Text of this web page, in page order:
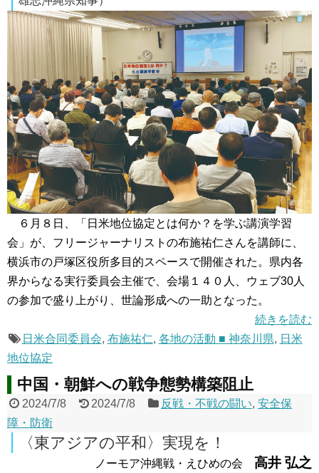
６月８日、「日米地位協定とは何か？を学ぶ講演学習
会」が、フリージャーナリストの布施祐仁さんを講師に、
横浜市の戸塚区役所多目的スペースで開催された。県内各
界からなる実行委員会主催で、会場１４０人、ウェブ30人
の参加で盛り上がり、世論形成への一助となった。
続きを読む
日米合同委員会, 布施祐仁, 各地の活動 ■ 神奈川県, 日米
地位協定
中国・朝鮮への戦争態勢構築阻止
2024/7/8 2024/7/8 反戦・不戦の闘い,安全保
障・防衛
〈東アジアの平和〉実現を！
ノーモア沖縄戦・えひめの会 高井 弘之